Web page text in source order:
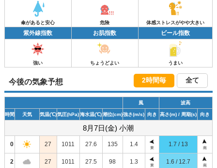
傘があると安心 危険 体感ストレスがやや大きい
紫外線指数 お肌指数 ビール指数
強い ちょうどよい うまい
今後の気象予想 2時間毎 全て
風 波高
時間 天気 気温(℃)気圧(hPa) 海水温(℃)潮位(cm)強さ(m/s) 向き 高さ(m)/ 周期(s) 向き
8月7日(金) 小潮
0 27 1011 27.6 135 1.4
東
1.7 / 13
南
2 27 1011 27.5 98 1.3
東
1.6 / 12.7
南